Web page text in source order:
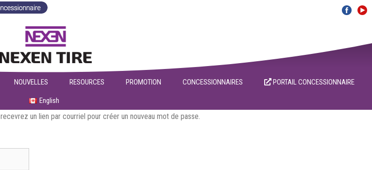
NOUVELLES RESOURCES PROMOTION CONCESSIONNAIRES PORTAIL CONCESSIONNAIRE
English
un lien par courriel pour créer un nouveau mot de passe.